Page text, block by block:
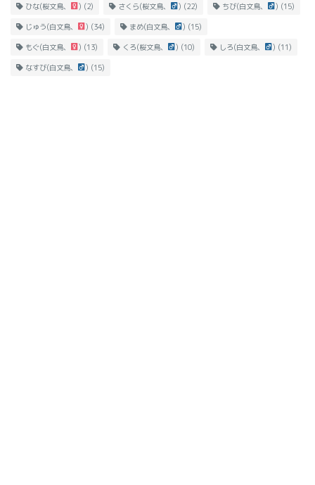
ひな(桜文鳥、 ) (2) さくら(桜文鳥、 ) (22) ちび(白文鳥、 ) (15)
じゅう(白文鳥、 ) (34) まめ(白文鳥、 ) (15)
もぐ(白文鳥、 ) (13) くろ(桜文鳥、 ) (10) しろ(白文鳥、 ) (11)
なすび(白文鳥、 ) (15)